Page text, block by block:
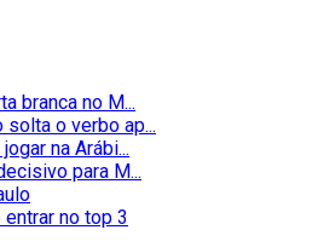
branca no M...
o verbo ap...
na Arábi...
para M...
no top 3